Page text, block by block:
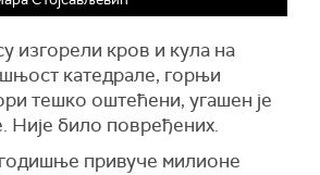
изгорели кров и кула на
катедрале, горњи
тешко оштећени, угашен је
Није било повређених.
привуче милионе